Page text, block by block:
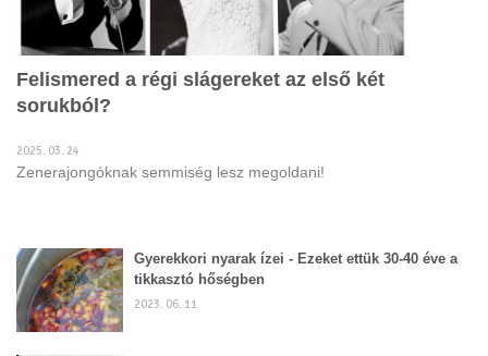
Felismered a régi slágereket az első két
sorukból?
2025. 03. 24
Zenerajongóknak semmiség lesz megoldani!
Gyerekkori nyarak ízei - Ezeket ettük 30-40 éve a
tikkasztó hőségben
2023. 06. 11